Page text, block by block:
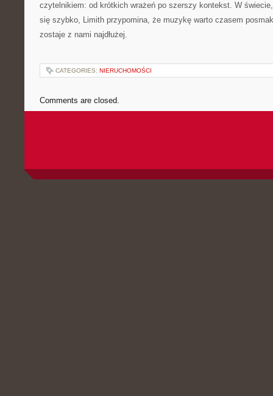
czytelnikiem: od krótkich wrażeń po szerszy kontekst. W
się szybko, Limith przypomina, że muzykę warto czasem
zostaje z nami najdłużej.
CATEGORIES: NIERUCHOMOŚCI
Comments are closed.